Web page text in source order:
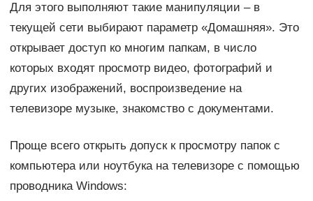
Для этого выполняют такие манипуляции – в
текущей сети выбирают параметр «Домашняя». Это
открывает доступ ко многим папкам, в число
которых входят просмотр видео, фотографий и
других изображений, воспроизведение на
телевизоре музыке, знакомство с документами.
Проще всего открыть допуск к просмотру папок с
компьютера или ноутбука на телевизоре с помощью
проводника Windows: